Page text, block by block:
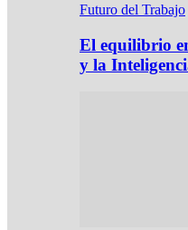
Futuro del Trabajo
El equilibrio
y la